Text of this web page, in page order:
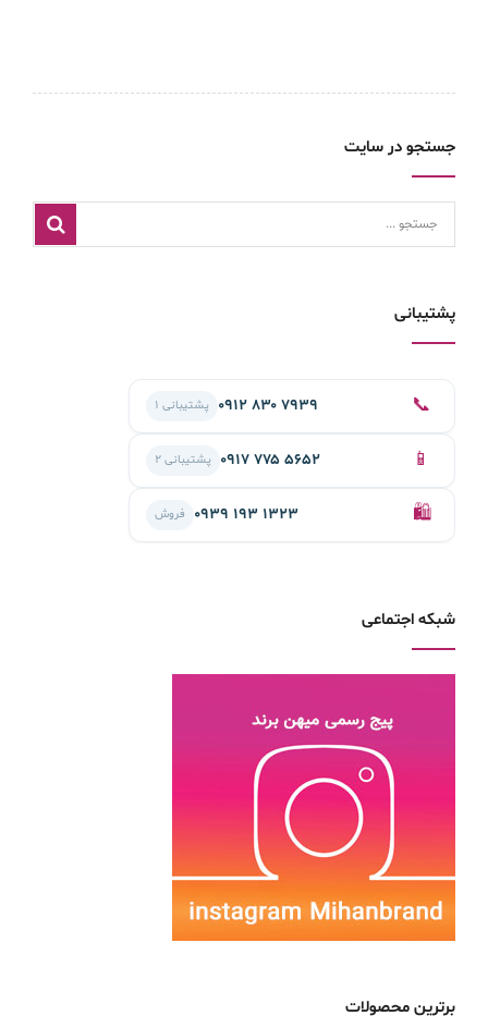
جستجو در سایت
پشتیبانی
📞 ۰۹۱۲ ۸۳۰ ۷۹۳۹ پشتیبانی ۱
📱 ۰۹۱۷ ۷۷۵ ۵۶۵۲ پشتیبانی ۲
🛍️ ۰۹۳۹ ۱۹۳ ۱۳۲۳ فروش
شبکه اجتماعی
برترین محصولات